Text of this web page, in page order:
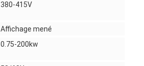
380-415V
Affichage mené
0.75-200kw